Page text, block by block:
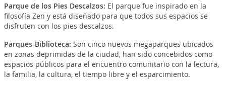
Parque de los Pies Descalzos: El parque fue inspirado en la
filosofía Zen y está diseñado para que todos sus espacios se
disfruten con los pies descalzos.
Parques-Biblioteca: Son cinco nuevos megaparques ubicados
en zonas deprimidas de la ciudad, han sido concebidos como
espacios públicos para el encuentro comunitario con la lectura,
la familia, la cultura, el tiempo libre y el esparcimiento.